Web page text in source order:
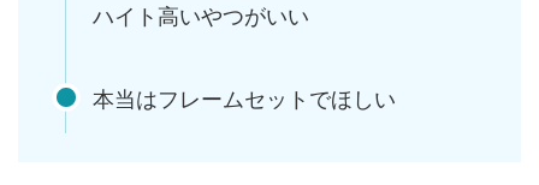
ハイト高いやつがいい
本当はフレームセットでほしい